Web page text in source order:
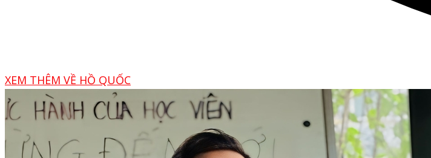
XEM THÊM VỀ HỒ QUỐC